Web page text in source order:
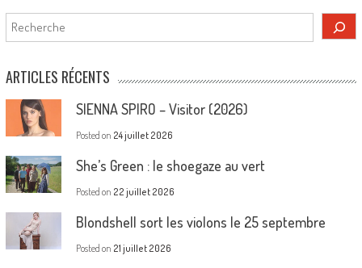
Rechercher
ARTICLES RÉCENTS
SIENNA SPIRO – Visitor (2026)
Posted on 24 juillet 2026
She’s Green : le shoegaze au vert
Posted on 22 juillet 2026
Blondshell sort les violons le 25 septembre
Posted on 21 juillet 2026